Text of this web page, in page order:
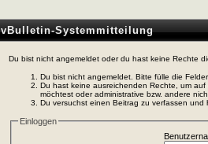
vBulletin-Systemmitteilung
Du bist nicht angemeldet oder du hast keine Rechte
Du bist nicht angemeldet. Bitte fülle die
Du hast keine ausreichenden Rechte, um
möchtest oder administrative bzw. andere
Du versuchst einen Beitrag zu verfassen
Einloggen